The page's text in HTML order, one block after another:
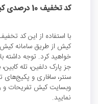
کد تخفیف 10 درصدی کیش تفریحات
با استفاده از این کد
خواهید کرد. توجه داشته
جز پارک دلفین، تله
سنتر، سافاری و پکیج‌های
وبسایت کیش تفریحات و
نمایید.